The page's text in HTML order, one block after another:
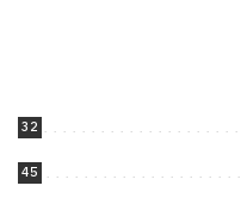
32
45